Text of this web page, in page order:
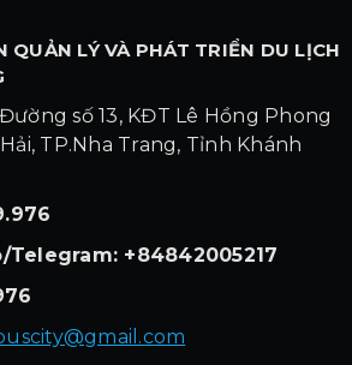
QUẢN LÝ VÀ PHÁT TRIỂN DU LỊCH
Đường số 13, KĐT Lê Hồng Phong
TP.Nha Trang, Tỉnh Khánh
+84842005217